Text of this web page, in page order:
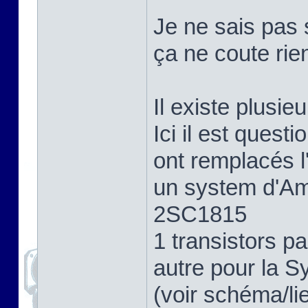
Je ne sais pas
ça ne coute
Il existe
Ici il est
ont remplacés
un system
2SC1815
1 transistors
autre pour la
(voir schéma/